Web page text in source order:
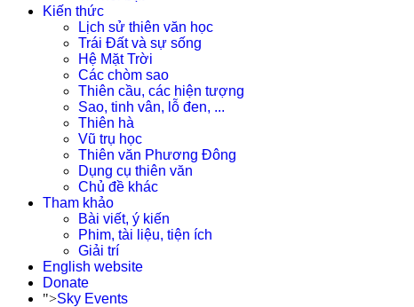
Kiến thức
Lịch sử thiên văn học
Trái Đất và sự sống
Hệ Mặt Trời
Các chòm sao
Thiên cầu, các hiện tượng
Sao, tinh vân, lỗ đen, ...
Thiên hà
Vũ trụ học
Thiên văn Phương Đông
Dụng cụ thiên văn
Chủ đề khác
Tham khảo
Bài viết, ý kiến
Phim, tài liệu, tiện ích
Giải trí
English website
Donate
">Sky Events